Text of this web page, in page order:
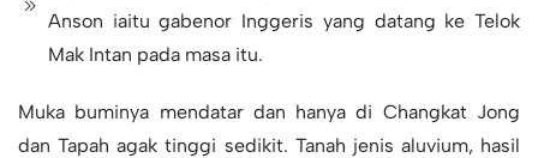
Anson iaitu gabenor Inggeris yang datang ke Telok
Mak Intan pada masa itu.
Muka buminya mendatar dan hanya di Changkat Jong
dan Tapah agak tinggi sedikit. Tanah jenis aluvium, hasil